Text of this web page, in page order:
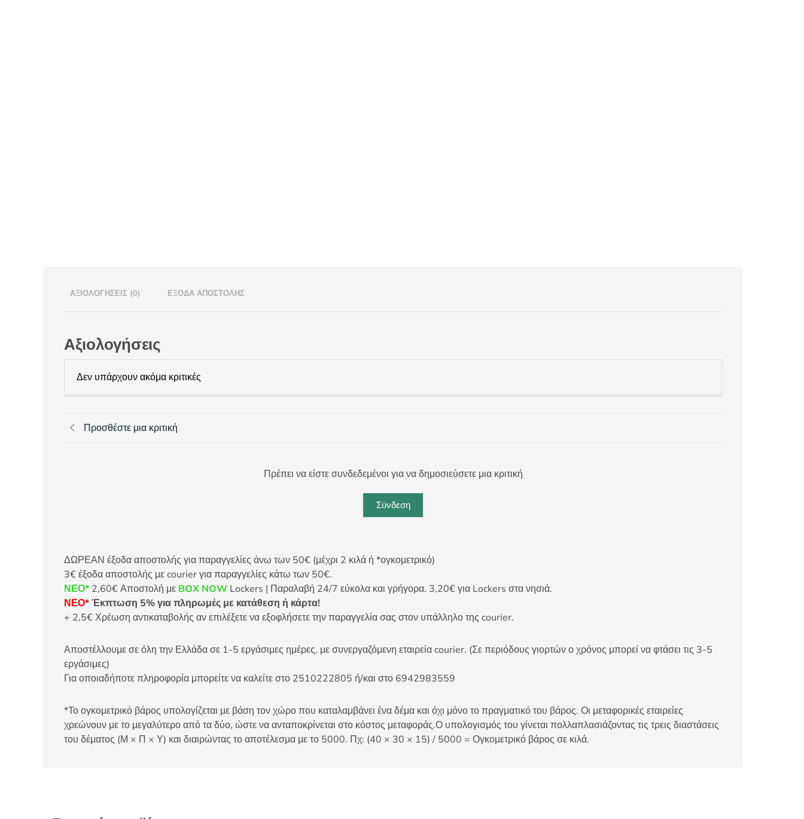
ΑΞΙΟΛΟΓΉΣΕΙΣ (0) ΈΞΟΔΑ ΑΠΟΣΤΟΛΉΣ
Αξιολογήσεις
Δεν υπάρχουν ακόμα κριτικές
Προσθέστε μια κριτική
Πρέπει να είστε συνδεδεμένοι για να δημοσιεύσετε μια κριτική
Σύνδεση
ΔΩΡΕΑΝ έξοδα αποστολής για παραγγελίες άνω των 50€ (μέχρι 2 κιλά ή *ογκομετρικό)
3€ έξοδα αποστολής με courier για παραγγελίες κάτω των 50€.
ΝΕΟ* 2,60€ Αποστολή με BOX NOW Lockers | Παραλαβή 24/7 εύκολα και γρήγορα. 3,20€ για Lockers στα νησιά.
ΝΕΟ*Έκπτωση 5% για πληρωμές με κατάθεση ή κάρτα!
+ 2,5€ Χρέωση αντικαταβολής αν επιλέξετε να εξοφλήσετε την παραγγελία σας στον υπάλληλο της courier.
Αποστέλλουμε σε όλη την Ελλάδα σε 1-5 εργάσιμες ημέρες, με συνεργαζόμενη εταιρεία courier. (Σε περιόδους γιορτών ο χρόνος μπορεί να φτάσει τις 3-5
εργάσιμες)
Για οποιαδήποτε πληροφορία μπορείτε να καλείτε στο 2510222805 ή/και στο 6942983559
*Το ογκομετρικό βάρος υπολογίζεται με βάση τον χώρο που καταλαμβάνει ένα δέμα και όχι μόνο το πραγματικό του βάρος. Οι μεταφορικές εταιρείες
χρεώνουν με το μεγαλύτερο από τα δύο, ώστε να ανταποκρίνεται στο κόστος μεταφοράς.Ο υπολογισμός του γίνεται πολλαπλασιάζοντας τις τρεις διαστάσεις
του δέματος (Μ × Π × Υ) και διαιρώντας το αποτέλεσμα με το 5000. Πχ: (40 × 30 × 15) / 5000 = Ογκομετρικό βάρος σε κιλά.